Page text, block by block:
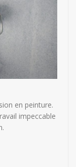
en peinture.
impeccable